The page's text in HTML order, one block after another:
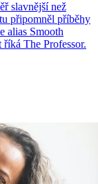
slavnější než
připomněl příběhy
alias Smooth
The Professor.